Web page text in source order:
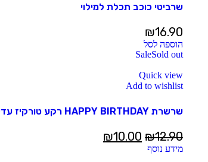
שרביטי כוכב תכלת למילוי
₪16.90
הוספה לסל
SaleSold out
Quick view
Add to wishlist
שרשרת HAPPY BIRTHDAY רקע טורקיז עדין הדפס זהב מטאלי
₪12.90
₪10.00
מידע נוסף